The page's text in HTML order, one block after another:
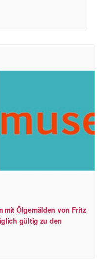
mit Ölgemälden von Fritz
gültig zu den